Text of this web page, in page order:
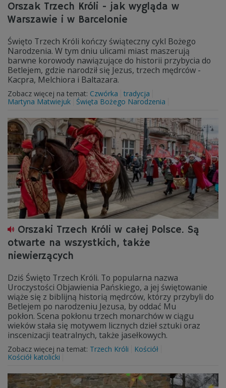
Orszak Trzech Króli - jak wygląda w
Warszawie i w Barcelonie
Święto Trzech Króli kończy świąteczny cykl Bożego
Narodzenia. W tym dniu ulicami miast maszerują
barwne korowody nawiązujące do historii przybycia do
Betlejem, gdzie narodził się Jezus, trzech mędrców -
Kacpra, Melchiora i Baltazara.
Zobacz więcej na temat: Czwórka
tradycja
Martyna Matwiejuk Święta Bożego Narodzenia
Orszaki Trzech Króli w całej Polsce. Są
otwarte na wszystkich, także
niewierzących
Dziś Święto Trzech Króli. To popularna nazwa
Uroczystości Objawienia Pańskiego, a jej świętowanie
wiąże się z biblijną historią mędrców, którzy przybyli do
Betlejem po narodzeniu Jezusa, by oddać Mu
pokłon. Scena pokłonu trzech monarchów w ciągu
wieków stała się motywem licznych dzieł sztuki oraz
inscenizacji teatralnych, także jasełkowych.
Zobacz więcej na temat: Trzech Króli
Kościół
Kościół katolicki